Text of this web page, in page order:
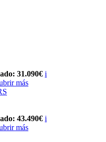
31.090€ i
más
43.490€ i
más